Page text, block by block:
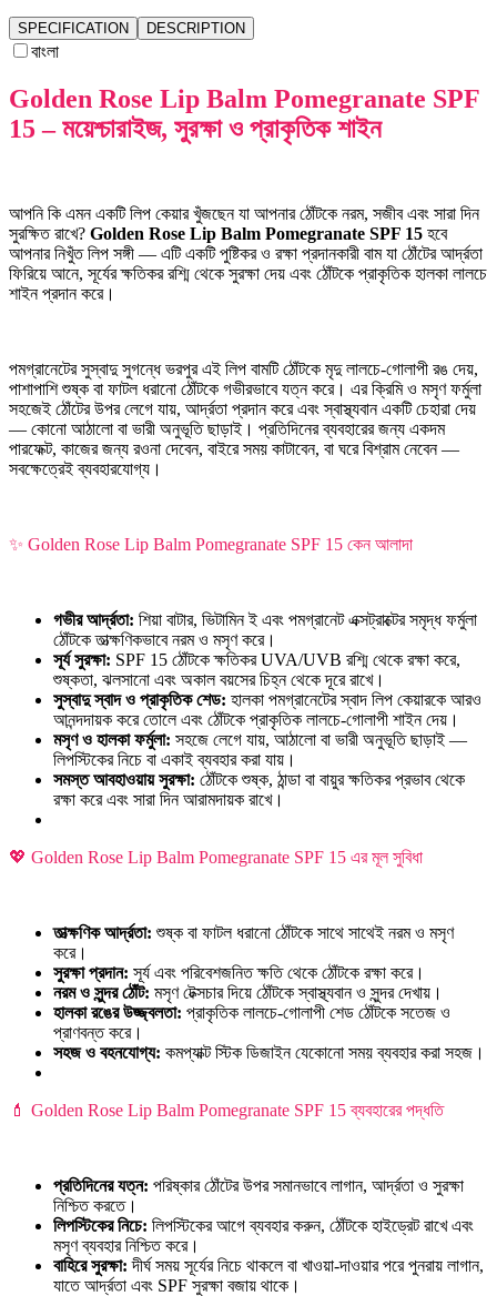
SPECIFICATION DESCRIPTION
বাংলা
Golden Rose Lip Balm Pomegranate SPF
15 – ময়েশ্চারাইজ, সুরক্ষা ও প্রাকৃতিক শাইন
আপনি কি এমন একটি লিপ কেয়ার খুঁজছেন যা আপনার ঠোঁটকে নরম, সজীব এবং সারা দিন
সুরক্ষিত রাখে? Golden Rose Lip Balm Pomegranate SPF 15 হবে
আপনার নিখুঁত লিপ সঙ্গী — এটি একটি পুষ্টিকর ও রক্ষা প্রদানকারী বাম যা ঠোঁটের আর্দ্রতা
ফিরিয়ে আনে, সূর্যের ক্ষতিকর রশ্মি থেকে সুরক্ষা দেয় এবং ঠোঁটকে প্রাকৃতিক হালকা লালচে
শাইন প্রদান করে।
পমগ্রানেটের সুস্বাদু সুগন্ধে ভরপুর এই লিপ বামটি ঠোঁটকে মৃদু লালচে-গোলাপী রঙ দেয়,
পাশাপাশি শুষ্ক বা ফাটল ধরানো ঠোঁটকে গভীরভাবে যত্ন করে। এর ক্রিমি ও মসৃণ ফর্মুলা
সহজেই ঠোঁটের উপর লেগে যায়, আর্দ্রতা প্রদান করে এবং স্বাস্থ্যবান একটি চেহারা দেয়
— কোনো আঠালো বা ভারী অনুভূতি ছাড়াই। প্রতিদিনের ব্যবহারের জন্য একদম
পারফেক্ট, কাজের জন্য রওনা দেবেন, বাইরে সময় কাটাবেন, বা ঘরে বিশ্রাম নেবেন —
সবক্ষেত্রেই ব্যবহারযোগ্য।
✨ Golden Rose Lip Balm Pomegranate SPF 15 কেন আলাদা
গভীর আর্দ্রতা: শিয়া বাটার, ভিটামিন ই এবং পমগ্রানেট এক্সট্রাক্টের সমৃদ্ধ ফর্মুলা
ঠোঁটকে তাত্ক্ষণিকভাবে নরম ও মসৃণ করে।
সূর্য সুরক্ষা: SPF 15 ঠোঁটকে ক্ষতিকর UVA/UVB রশ্মি থেকে রক্ষা করে,
শুষ্কতা, ঝলসানো এবং অকাল বয়সের চিহ্ন থেকে দূরে রাখে।
সুস্বাদু স্বাদ ও প্রাকৃতিক শেড: হালকা পমগ্রানেটের স্বাদ লিপ কেয়ারকে আরও
আনন্দদায়ক করে তোলে এবং ঠোঁটকে প্রাকৃতিক লালচে-গোলাপী শাইন দেয়।
মসৃণ ও হালকা ফর্মুলা: সহজে লেগে যায়, আঠালো বা ভারী অনুভূতি ছাড়াই —
লিপস্টিকের নিচে বা একাই ব্যবহার করা যায়।
সমস্ত আবহাওয়ায় সুরক্ষা: ঠোঁটকে শুষ্ক, ঠান্ডা বা বায়ুর ক্ষতিকর প্রভাব থেকে
রক্ষা করে এবং সারা দিন আরামদায়ক রাখে।
💖 Golden Rose Lip Balm Pomegranate SPF 15 এর মূল সুবিধা
তাত্ক্ষণিক আর্দ্রতা:শুষ্ক বা ফাটল ধরানো ঠোঁটকে সাথে সাথেই নরম ও মসৃণ
করে।
সুরক্ষা প্রদান: সূর্য এবং পরিবেশজনিত ক্ষতি থেকে ঠোঁটকে রক্ষা করে।
নরম ও সুন্দর ঠোঁট: মসৃণ টেক্সচার দিয়ে ঠোঁটকে স্বাস্থ্যবান ও সুন্দর দেখায়।
হালকা রঙের উজ্জ্বলতা: প্রাকৃতিক লালচে-গোলাপী শেড ঠোঁটকে সতেজ ও
প্রাণবন্ত করে।
সহজ ও বহনযোগ্য: কমপ্যাক্ট স্টিক ডিজাইন যেকোনো সময় ব্যবহার করা সহজ।
💄 Golden Rose Lip Balm Pomegranate SPF 15 ব্যবহারের পদ্ধতি
প্রতিদিনের যত্ন: পরিষ্কার ঠোঁটের উপর সমানভাবে লাগান, আর্দ্রতা ও সুরক্ষা
নিশ্চিত করতে।
লিপস্টিকের নিচে: লিপস্টিকের আগে ব্যবহার করুন, ঠোঁটকে হাইড্রেট রাখে এবং
মসৃণ ব্যবহার নিশ্চিত করে।
বাহিরে সুরক্ষা: দীর্ঘ সময় সূর্যের নিচে থাকলে বা খাওয়া-দাওয়ার পরে পুনরায় লাগান,
যাতে আর্দ্রতা এবং SPF সুরক্ষা বজায় থাকে।